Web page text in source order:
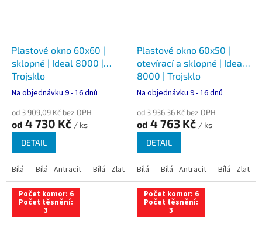
Plastové okno 60x60 |
sklopné | Ideal 8000 |
Trojsklo
Na objednávku 9 - 16 dnů
od 3 909,09 Kč bez DPH
od 4 730 Kč / ks
DETAIL
Bílá Bílá - Antracit Bílá - Zlatý dub Bílá - Tmavý dub Bílá -
Plastové okno 60x50 |
otevírací a sklopné | Ideal
8000 | Trojsklo
Na objednávku 9 - 16 dnů
od 3 936,36 Kč bez DPH
od 4 763 Kč / ks
DETAIL
Bílá Bílá - Antracit Bílá - Zlatý
Počet komor: 6
Počet těsnění:
3
Počet komor: 6
Počet těsnění:
3